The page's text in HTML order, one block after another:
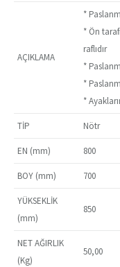
AÇIKLAMA
*
* Ön
raflıdır
*
*
*
TİP Nötr
EN (mm) 800
BOY (mm) 700
YÜKSEKLİK
(mm)
850
NET AĞIRLIK
(Kg)
50,00